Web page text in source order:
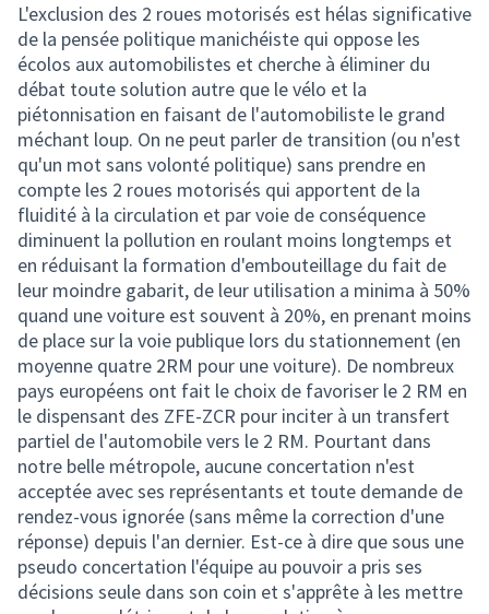
L'exclusion des 2 roues motorisés est hélas significative
de la pensée politique manichéiste qui oppose les
écolos aux automobilistes et cherche à éliminer du
débat toute solution autre que le vélo et la
piétonnisation en faisant de l'automobiliste le grand
méchant loup. On ne peut parler de transition (ou n'est
qu'un mot sans volonté politique) sans prendre en
compte les 2 roues motorisés qui apportent de la
fluidité à la circulation et par voie de conséquence
diminuent la pollution en roulant moins longtemps et
en réduisant la formation d'embouteillage du fait de
leur moindre gabarit, de leur utilisation a minima à 50%
quand une voiture est souvent à 20%, en prenant moins
de place sur la voie publique lors du stationnement (en
moyenne quatre 2RM pour une voiture). De nombreux
pays européens ont fait le choix de favoriser le 2 RM en
le dispensant des ZFE-ZCR pour inciter à un transfert
partiel de l'automobile vers le 2 RM. Pourtant dans
notre belle métropole, aucune concertation n'est
acceptée avec ses représentants et toute demande de
rendez-vous ignorée (sans même la correction d'une
réponse) depuis l'an dernier. Est-ce à dire que sous une
pseudo concertation l'équipe au pouvoir a pris ses
décisions seule dans son coin et s'apprête à les mettre